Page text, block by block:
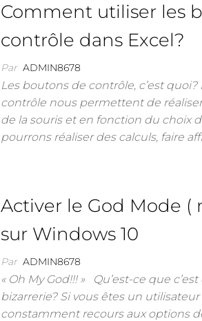
Comment utiliser les
contrôle dans Excel?
Par ADMIN8678
Les boutons de contrôle, c’est
contrôle nous permettent de
de la souris et en fonction du choix
pourrons réaliser des calculs, faire
Activer le God Mode (
sur Windows 10
Par ADMIN8678
« Oh My God!!! » Qu’est-ce que
bizarrerie? Si vous êtes un utilisateur
constamment recours aux options